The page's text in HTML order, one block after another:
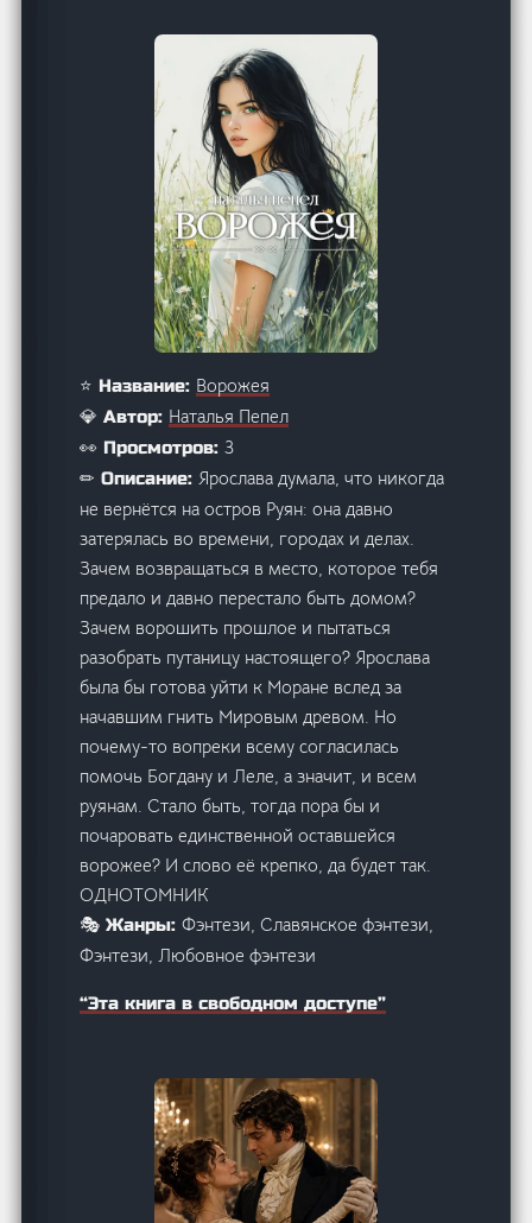
⭐ Название: Ворожея
💎 Автор: Наталья Пепел
👀 Просмотров:3
✏ Описание:Ярослава думала, что никогда
не вернётся на остров Руян: она давно
затерялась во времени, городах и делах.
Зачем возвращаться в место, которое тебя
предало и давно перестало быть домом?
Зачем ворошить прошлое и пытаться
разобрать путаницу настоящего? Ярослава
была бы готова уйти к Моране вслед за
начавшим гнить Мировым древом. Но
почему-то вопреки всему согласилась
помочь Богдану и Леле, а значит, и всем
руянам. Стало быть, тогда пора бы и
почаровать единственной оставшейся
ворожее? И слово её крепко, да будет так.
ОДНОТОМНИК
🎭 Жанры:Фэнтези, Славянское фэнтези,
Фэнтези, Любовное фэнтези
“Эта книга в свободном доступе”